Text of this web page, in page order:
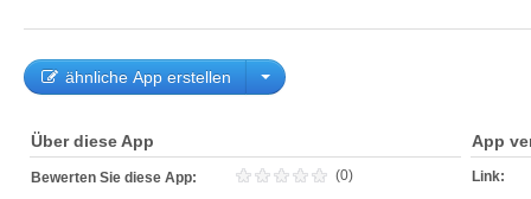
ähnliche App erstellen
Über diese App
Bewerten Sie diese App: (0)
App
Link: